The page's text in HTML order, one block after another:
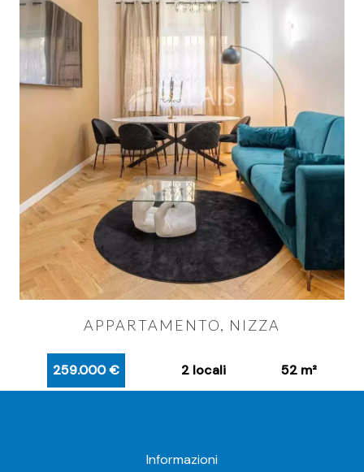
APPARTAMENTO, NIZZA
259.000 € 2 locali 52 m²
Informazioni